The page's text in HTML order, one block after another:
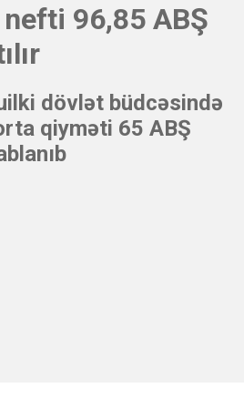
96,85 ABŞ
dövlət büdcəsində
qiyməti 65 ABŞ